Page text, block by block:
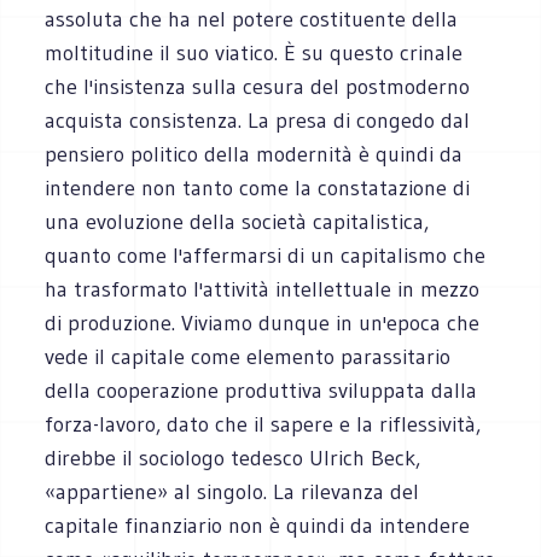
assoluta che ha nel potere costituente della
moltitudine il suo viatico. È su questo crinale
che l'insistenza sulla cesura del postmoderno
acquista consistenza. La presa di congedo dal
pensiero politico della modernità è quindi da
intendere non tanto come la constatazione di
una evoluzione della società capitalistica,
quanto come l'affermarsi di un capitalismo che
ha trasformato l'attività intellettuale in mezzo
di produzione. Viviamo dunque in un'epoca che
vede il capitale come elemento parassitario
della cooperazione produttiva sviluppata dalla
forza-lavoro, dato che il sapere e la riflessività,
direbbe il sociologo tedesco Ulrich Beck,
«appartiene» al singolo. La rilevanza del
capitale finanziario non è quindi da intendere